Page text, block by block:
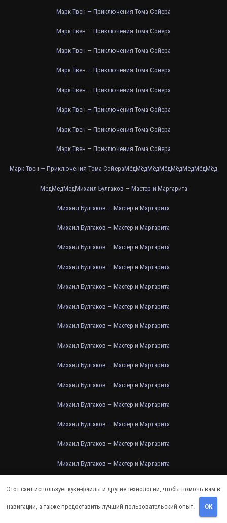
Марк Твен — Приключения Тома Сойера
Марк Твен — Приключения Тома Сойера
Марк Твен — Приключения Тома Сойера
Марк Твен — Приключения Тома Сойера
Марк Твен — Приключения Тома Сойера
Марк Твен — Приключения Тома Сойера
Марк Твен — Приключения Тома Сойера
Марк Твен — Приключения Тома Сойера
Марк Твен — Приключения Тома СойераМёдМёдМёдМёдМёдМёдМёдМёд
МёдМёдМёдМихаил Булгаков — Мастер и Маргарита
Михаил Булгаков — Мастер и Маргарита
Михаил Булгаков — Мастер и Маргарита
Михаил Булгаков — Мастер и Маргарита
Михаил Булгаков — Мастер и Маргарита
Михаил Булгаков — Мастер и Маргарита
Михаил Булгаков — Мастер и Маргарита
Михаил Булгаков — Мастер и Маргарита
Михаил Булгаков — Мастер и Маргарита
Михаил Булгаков — Мастер и Маргарита
Михаил Булгаков — Мастер и Маргарита
Михаил Булгаков — Мастер и Маргарита
Михаил Булгаков — Мастер и Маргарита
Михаил Булгаков — Мастер и Маргарита
Михаил Булгаков — Мастер и Маргарита
Михаил Булгаков — Мастер и Маргарита
Этот сайт использует куки-файлы и другие технологии, чтобы помочь вам в
навигации, а также предоставить лучший пользовательский опыт. OK